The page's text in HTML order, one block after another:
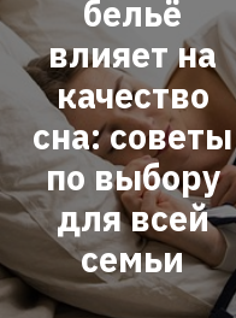
бельё
влияет на
качество
сна: советы
по выбору
для всей
семьи